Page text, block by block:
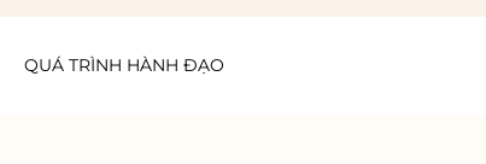
QUÁ TRÌNH HÀNH ĐẠO